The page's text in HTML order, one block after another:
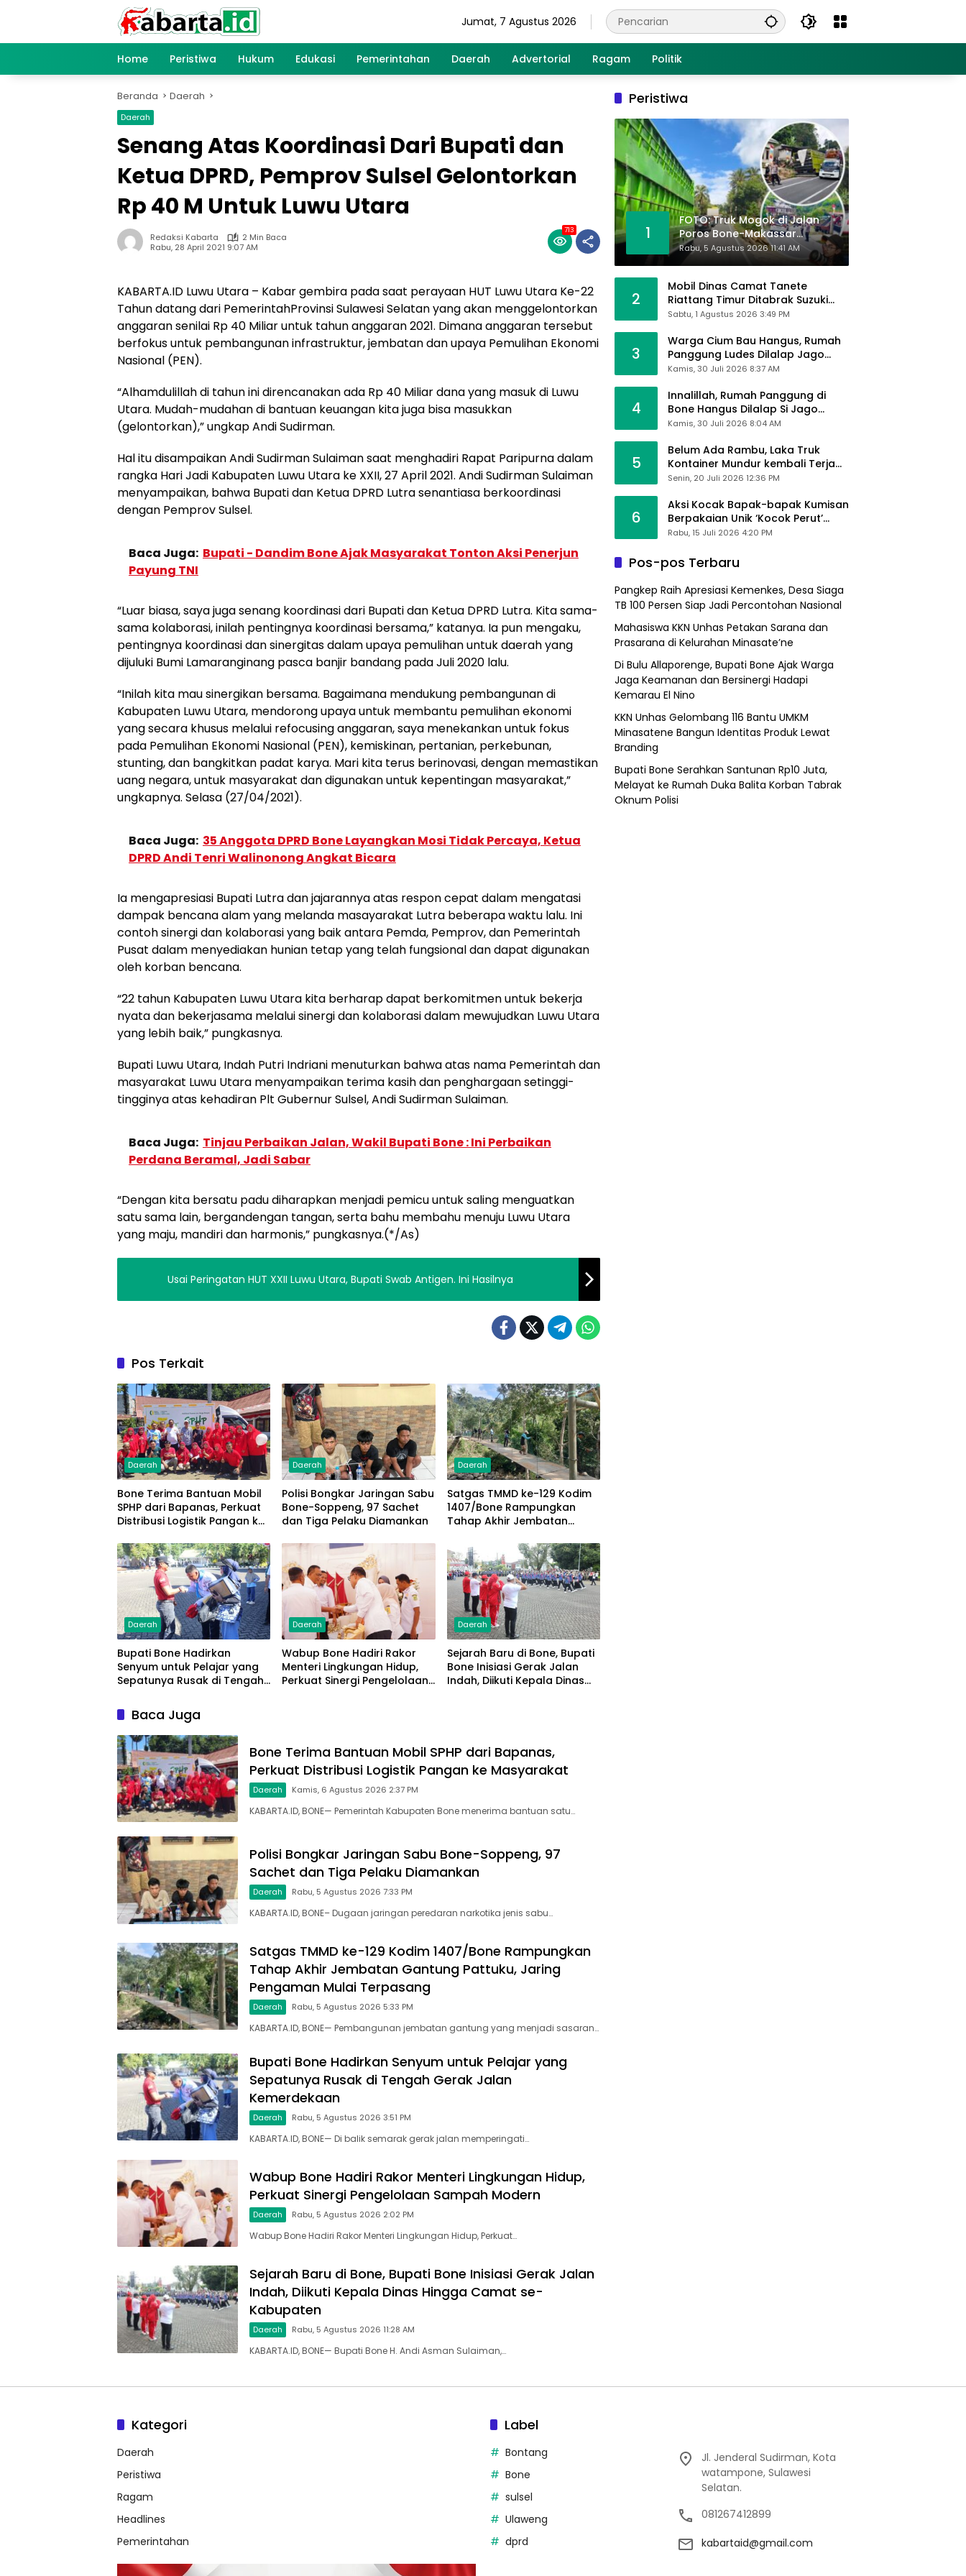
Jumat, 7 Agustus 2026
Home Peristiwa Hukum Edukasi Pemerintahan Daerah Advertorial Ragam Politik
Beranda Daerah
Daerah
Senang Atas Koordinasi Dari Bupati dan
Ketua DPRD, Pemprov Sulsel Gelontorkan
Rp 40 M Untuk Luwu Utara
Redaksi Kabarta
2 Min Baca
Rabu, 28 April 2021 9:07 AM
713
KABARTA.ID Luwu Utara – Kabar gembira pada saat perayaan HUT Luwu Utara Ke-22
Tahun datang dari PemerintahProvinsi Sulawesi Selatan yang akan menggelontorkan
anggaran senilai Rp 40 Miliar untuk tahun anggaran 2021. Dimana anggaran tersebut
berfokus untuk pembangunan infrastruktur, jembatan dan upaya Pemulihan Ekonomi
Nasional (PEN).
“Alhamdulillah di tahun ini direncanakan ada Rp 40 Miliar dana yang masuk di Luwu
Utara. Mudah-mudahan di bantuan keuangan kita juga bisa masukkan
(gelontorkan),” ungkap Andi Sudirman.
Hal itu disampaikan Andi Sudirman Sulaiman saat menghadiri Rapat Paripurna dalam
rangka Hari Jadi Kabupaten Luwu Utara ke XXII, 27 April 2021. Andi Sudirman Sulaiman
menyampaikan, bahwa Bupati dan Ketua DPRD Lutra senantiasa berkoordinasi
dengan Pemprov Sulsel.
Baca Juga: Bupati - Dandim Bone Ajak Masyarakat Tonton Aksi Penerjun
Payung TNI
“Luar biasa, saya juga senang koordinasi dari Bupati dan Ketua DPRD Lutra. Kita sama-
sama kolaborasi, inilah pentingnya koordinasi bersama,” katanya. Ia pun mengaku,
pentingnya koordinasi dan sinergitas dalam upaya pemulihan untuk daerah yang
dijuluki Bumi Lamaranginang pasca banjir bandang pada Juli 2020 lalu.
“Inilah kita mau sinergikan bersama. Bagaimana mendukung pembangunan di
Kabupaten Luwu Utara, mendorong upaya untuk membantu pemulihan ekonomi
yang secara khusus melalui refocusing anggaran, saya menekankan untuk fokus
pada Pemulihan Ekonomi Nasional (PEN), kemiskinan, pertanian, perkebunan,
stunting, dan bangkitkan padat karya. Mari kita terus berinovasi, dengan memastikan
uang negara, untuk masyarakat dan digunakan untuk kepentingan masyarakat,”
ungkapnya. Selasa (27/04/2021).
Baca Juga: 35 Anggota DPRD Bone Layangkan Mosi Tidak Percaya, Ketua
DPRD Andi Tenri Walinonong Angkat Bicara
Ia mengapresiasi Bupati Lutra dan jajarannya atas respon cepat dalam mengatasi
dampak bencana alam yang melanda masayarakat Lutra beberapa waktu lalu. Ini
contoh sinergi dan kolaborasi yang baik antara Pemda, Pemprov, dan Pemerintah
Pusat dalam menyediakan hunian tetap yang telah fungsional dan dapat digunakan
oleh korban bencana.
“22 tahun Kabupaten Luwu Utara kita berharap dapat berkomitmen untuk bekerja
nyata dan bekerjasama melalui sinergi dan kolaborasi dalam mewujudkan Luwu Utara
yang lebih baik,” pungkasnya.
Bupati Luwu Utara, Indah Putri Indriani menuturkan bahwa atas nama Pemerintah dan
masyarakat Luwu Utara menyampaikan terima kasih dan penghargaan setinggi-
tingginya atas kehadiran Plt Gubernur Sulsel, Andi Sudirman Sulaiman.
Baca Juga: Tinjau Perbaikan Jalan, Wakil Bupati Bone : Ini Perbaikan
Perdana Beramal, Jadi Sabar
“Dengan kita bersatu padu diharapkan menjadi pemicu untuk saling menguatkan
satu sama lain, bergandengan tangan, serta bahu membahu menuju Luwu Utara
yang maju, mandiri dan harmonis,” pungkasnya.(*/As)
Usai Peringatan HUT XXII Luwu Utara, Bupati Swab Antigen. Ini Hasilnya
Pos Terkait
Daerah
Bone Terima Bantuan Mobil
SPHP dari Bapanas, Perkuat
Distribusi Logistik Pangan ke
Daerah
Polisi Bongkar Jaringan Sabu
Bone-Soppeng, 97 Sachet
dan Tiga Pelaku Diamankan
Daerah
Satgas TMMD ke-129 Kodim
1407/Bone Rampungkan
Tahap Akhir Jembatan
Pengaman Mulai Terpasang
Daerah
Bupati Bone Hadirkan
Senyum untuk Pelajar yang
Sepatunya Rusak di Tengah
Daerah
Wabup Bone Hadiri Rakor
Menteri Lingkungan Hidup,
Perkuat Sinergi Pengelolaan
Daerah
Sejarah Baru di Bone, Bupati
Bone Inisiasi Gerak Jalan
Indah, Diikuti Kepala Dinas
Baca Juga
Bone Terima Bantuan Mobil SPHP dari Bapanas,
Perkuat Distribusi Logistik Pangan ke Masyarakat
Daerah Kamis, 6 Agustus 2026 2:37 PM
KABARTA.ID, BONE— Pemerintah Kabupaten Bone menerima bantuan satu…
Polisi Bongkar Jaringan Sabu Bone-Soppeng, 97
Sachet dan Tiga Pelaku Diamankan
Daerah Rabu, 5 Agustus 2026 7:33 PM
KABARTA.ID, BONE– Dugaan jaringan peredaran narkotika jenis sabu…
Satgas TMMD ke-129 Kodim 1407/Bone Rampungkan
Tahap Akhir Jembatan Gantung Pattuku, Jaring
Pengaman Mulai Terpasang
Daerah Rabu, 5 Agustus 2026 5:33 PM
KABARTA.ID, BONE— Pembangunan jembatan gantung yang menjadi sasaran…
Bupati Bone Hadirkan Senyum untuk Pelajar yang
Sepatunya Rusak di Tengah Gerak Jalan
Kemerdekaan
Daerah Rabu, 5 Agustus 2026 3:51 PM
KABARTA.ID, BONE— Di balik semarak gerak jalan memperingati…
Wabup Bone Hadiri Rakor Menteri Lingkungan Hidup,
Perkuat Sinergi Pengelolaan Sampah Modern
Daerah Rabu, 5 Agustus 2026 2:02 PM
Wabup Bone Hadiri Rakor Menteri Lingkungan Hidup, Perkuat…
Sejarah Baru di Bone, Bupati Bone Inisiasi Gerak Jalan
Indah, Diikuti Kepala Dinas Hingga Camat se-
Kabupaten
Daerah Rabu, 5 Agustus 2026 11:28 AM
KABARTA.ID, BONE— Bupati Bone H. Andi Asman Sulaiman,…
Peristiwa
1
FOTO: Truk Mogok di Jalan
Poros Bone-Makassar
Sebabkan Macet, Polisi Turun
Tangan
Rabu, 5 Agustus 2026 11:41 AM
2
Mobil Dinas Camat Tanete
Riattang Timur Ditabrak Suzuki
Ertiga, Camat Andi Habibie:
Sabtu, 1 Agustus 2026 3:49 PM
3
Warga Cium Bau Hangus, Rumah
Panggung Ludes Dilalap Jago
Merah
Kamis, 30 Juli 2026 8:37 AM
4
Innalillah, Rumah Panggung di
Bone Hangus Dilalap Si Jago
Merah
Kamis, 30 Juli 2026 8:04 AM
5
Belum Ada Rambu, Laka Truk
Kontainer Mundur kembali Terjadi
di Bypass Sumpallabbu
Senin, 20 Juli 2026 12:36 PM
6
Aksi Kocak Bapak-bapak Kumisan
Berpakaian Unik ‘Kocok Perut’
Pengunjung dan Pegawai
Sentuh Atm
Rabu, 15 Juli 2026 4:20 PM
Pos-pos Terbaru
Pangkep Raih Apresiasi Kemenkes, Desa Siaga
TB 100 Persen Siap Jadi Percontohan Nasional
Mahasiswa KKN Unhas Petakan Sarana dan
Prasarana di Kelurahan Minasate’ne
Di Bulu Allaporenge, Bupati Bone Ajak Warga
Jaga Keamanan dan Bersinergi Hadapi
Kemarau El Nino
KKN Unhas Gelombang 116 Bantu UMKM
Minasatene Bangun Identitas Produk Lewat
Branding
Bupati Bone Serahkan Santunan Rp10 Juta,
Melayat ke Rumah Duka Balita Korban Tabrak
Oknum Polisi
Kategori
Daerah
Peristiwa
Ragam
Headlines
Pemerintahan
Label
Bontang
Bone
sulsel
Ulaweng
dprd
Jl. Jenderal Sudirman, Kota
watampone, Sulawesi
Selatan.
081267412899
kabartaid@gmail.com